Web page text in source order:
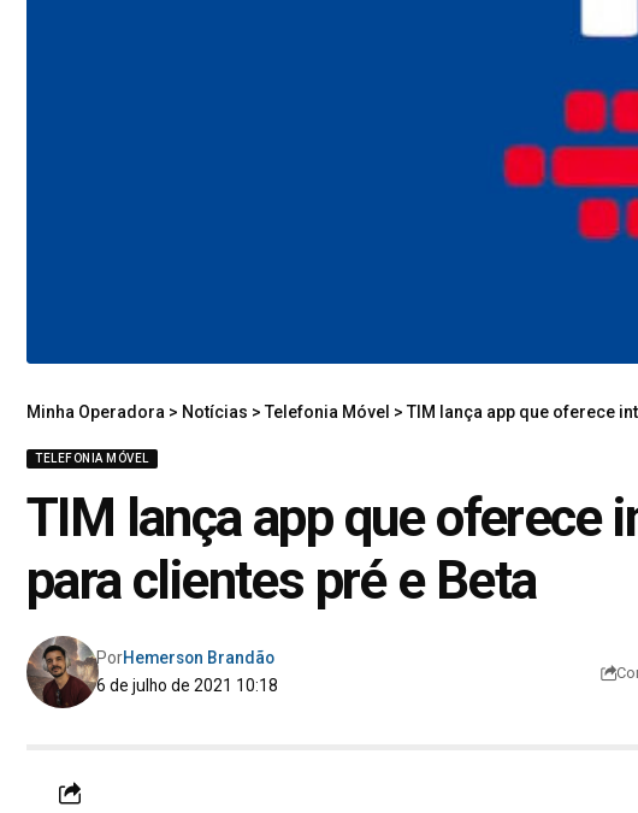
Minha Operadora > Notícias > Telefonia Móvel > TIM lança app que oferece
TELEFONIA MÓVEL
TIM lança app que oferece
para clientes pré e Beta
6 de julho de 2021 10:18
PorHemerson Brandão